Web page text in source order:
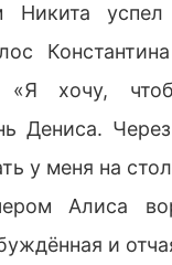
успел
«Я хочу,
Дениса.
у меня на
Алиса
и